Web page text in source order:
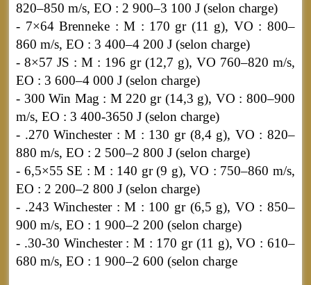
820–850 m/s, EO : 2 900–3 100 J (selon charge)
- 7×64 Brenneke : M : 170 gr (11 g), VO : 800–
860 m/s, EO : 3 400–4 200 J (selon charge)
- 8×57 JS : M : 196 gr (12,7 g), VO 760–820 m/s,
EO : 3 600–4 000 J (selon charge)
- 300 Win Mag : M 220 gr (14,3 g), VO : 800–900
m/s, EO : 3 400-3650 J (selon charge)
- .270 Winchester : M : 130 gr (8,4 g), VO : 820–
880 m/s, EO : 2 500–2 800 J (selon charge)
- 6,5×55 SE : M : 140 gr (9 g), VO : 750–860 m/s,
EO : 2 200–2 800 J (selon charge)
- .243 Winchester : M : 100 gr (6,5 g), VO : 850–
900 m/s, EO : 1 900–2 200 (selon charge)
- .30-30 Winchester : M : 170 gr (11 g), VO : 610–
680 m/s, EO : 1 900–2 600 (selon charge